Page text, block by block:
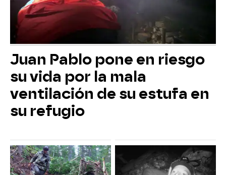
Juan Pablo pone en riesgo
su vida por la mala
ventilación de su estufa en
su refugio